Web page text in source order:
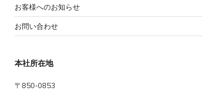
お客様へのお知らせ
お問い合わせ
本社所在地
〒850-0853